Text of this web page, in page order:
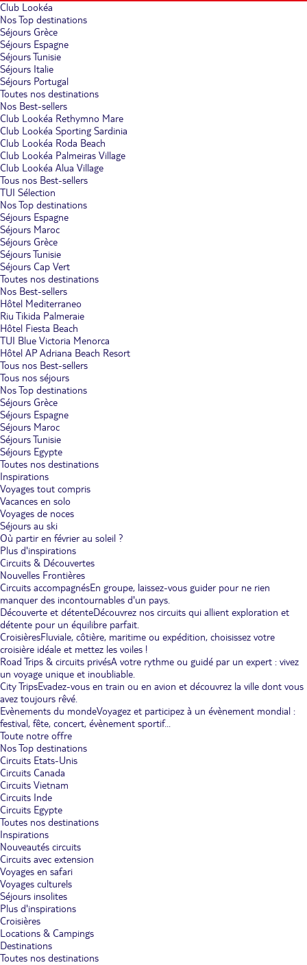
Club Lookéa
Nos Top destinations
Séjours Grèce
Séjours Espagne
Séjours Tunisie
Séjours Italie
Séjours Portugal
Toutes nos destinations
Nos Best-sellers
Club Lookéa Rethymno Mare
Club Lookéa Sporting Sardinia
Club Lookéa Roda Beach
Club Lookéa Palmeiras Village
Club Lookéa Alua Village
Tous nos Best-sellers
TUI Sélection
Nos Top destinations
Séjours Espagne
Séjours Maroc
Séjours Grèce
Séjours Tunisie
Séjours Cap Vert
Toutes nos destinations
Nos Best-sellers
Hôtel Mediterraneo
Riu Tikida Palmeraie
Hôtel Fiesta Beach
TUI Blue Victoria Menorca
Hôtel AP Adriana Beach Resort
Tous nos Best-sellers
Tous nos séjours
Nos Top destinations
Séjours Grèce
Séjours Espagne
Séjours Maroc
Séjours Tunisie
Séjours Egypte
Toutes nos destinations
Inspirations
Voyages tout compris
Vacances en solo
Voyages de noces
Séjours au ski
Où partir en février au soleil ?
Plus d'inspirations
Circuits & Découvertes
Nouvelles Frontières
Circuits accompagnésEn groupe, laissez-vous guider pour ne rien
manquer des incontournables d'un pays.
Découverte et détenteDécouvrez nos circuits qui allient exploration et
détente pour un équilibre parfait.
CroisièresFluviale, côtière, maritime ou expédition, choisissez votre
croisière idéale et mettez les voiles !
Road Trips & circuits privésA votre rythme ou guidé par un expert : vivez
un voyage unique et inoubliable.
City TripsEvadez-vous en train ou en avion et découvrez la ville dont vous
avez toujours rêvé.
Evènements du mondeVoyagez et participez à un évènement mondial :
festival, fête, concert, évènement sportif...
Toute notre offre
Nos Top destinations
Circuits Etats-Unis
Circuits Canada
Circuits Vietnam
Circuits Inde
Circuits Egypte
Toutes nos destinations
Inspirations
Nouveautés circuits
Circuits avec extension
Voyages en safari
Voyages culturels
Séjours insolites
Plus d'inspirations
Croisières
Locations & Campings
Destinations
Toutes nos destinations